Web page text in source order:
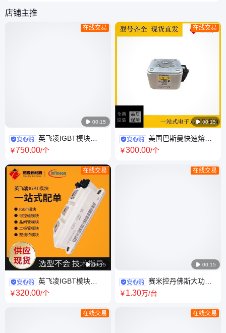
店铺主推
 00:15
在线交易
英飞凌IGBT模块
TD430N20KOF
TD430N18KOF
TT240N30KOF
￥750.00/个
 00:15
在线交易
英飞凌IGBT模块
FF300R12KS4 高频模块 原装
￥320.00/个
在线交易
 00:15
在线交易
美国巴斯曼快速熔断
器170M6420,微动开关
￥300.00/个
 00:15
在线交易
赛米控丹佛斯大功率
集成 IPM 模块
￥1.30万/台
在线交易